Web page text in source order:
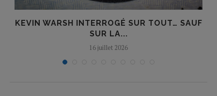
KEVIN WARSH INTERROGÉ SUR TOUT… SAUF
SUR LA...
16 juillet 2026